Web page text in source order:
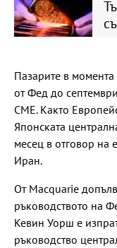
Пазарите в
от Фед до
CME. Както
Японската
месец в отговор на
Иран.
От Macquarie
ръководството на
Кевин Уорш е
ръководство